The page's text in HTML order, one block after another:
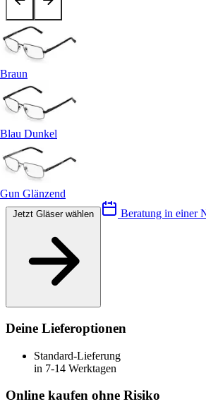
Braun
Blau Dunkel
Gun Glänzend
Beratung in einer
Deine Lieferoptionen
Standard-Lieferung
in 7-14 Werktagen
Online kaufen ohne Risiko